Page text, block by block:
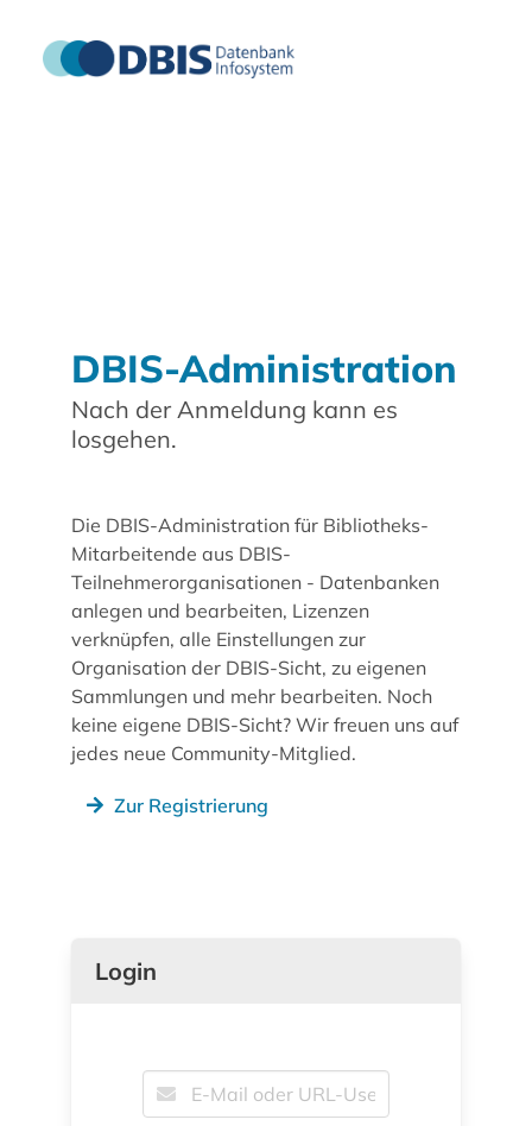
DBIS-Administration
Nach der Anmeldung kann es
losgehen.
Die DBIS-Administration für Bibliotheks-
Mitarbeitende aus DBIS-
Teilnehmerorganisationen - Datenbanken
anlegen und bearbeiten, Lizenzen
verknüpfen, alle Einstellungen zur
Organisation der DBIS-Sicht, zu eigenen
Sammlungen und mehr bearbeiten. Noch
keine eigene DBIS-Sicht? Wir freuen uns auf
jedes neue Community-Mitglied.
Zur Registrierung
Login